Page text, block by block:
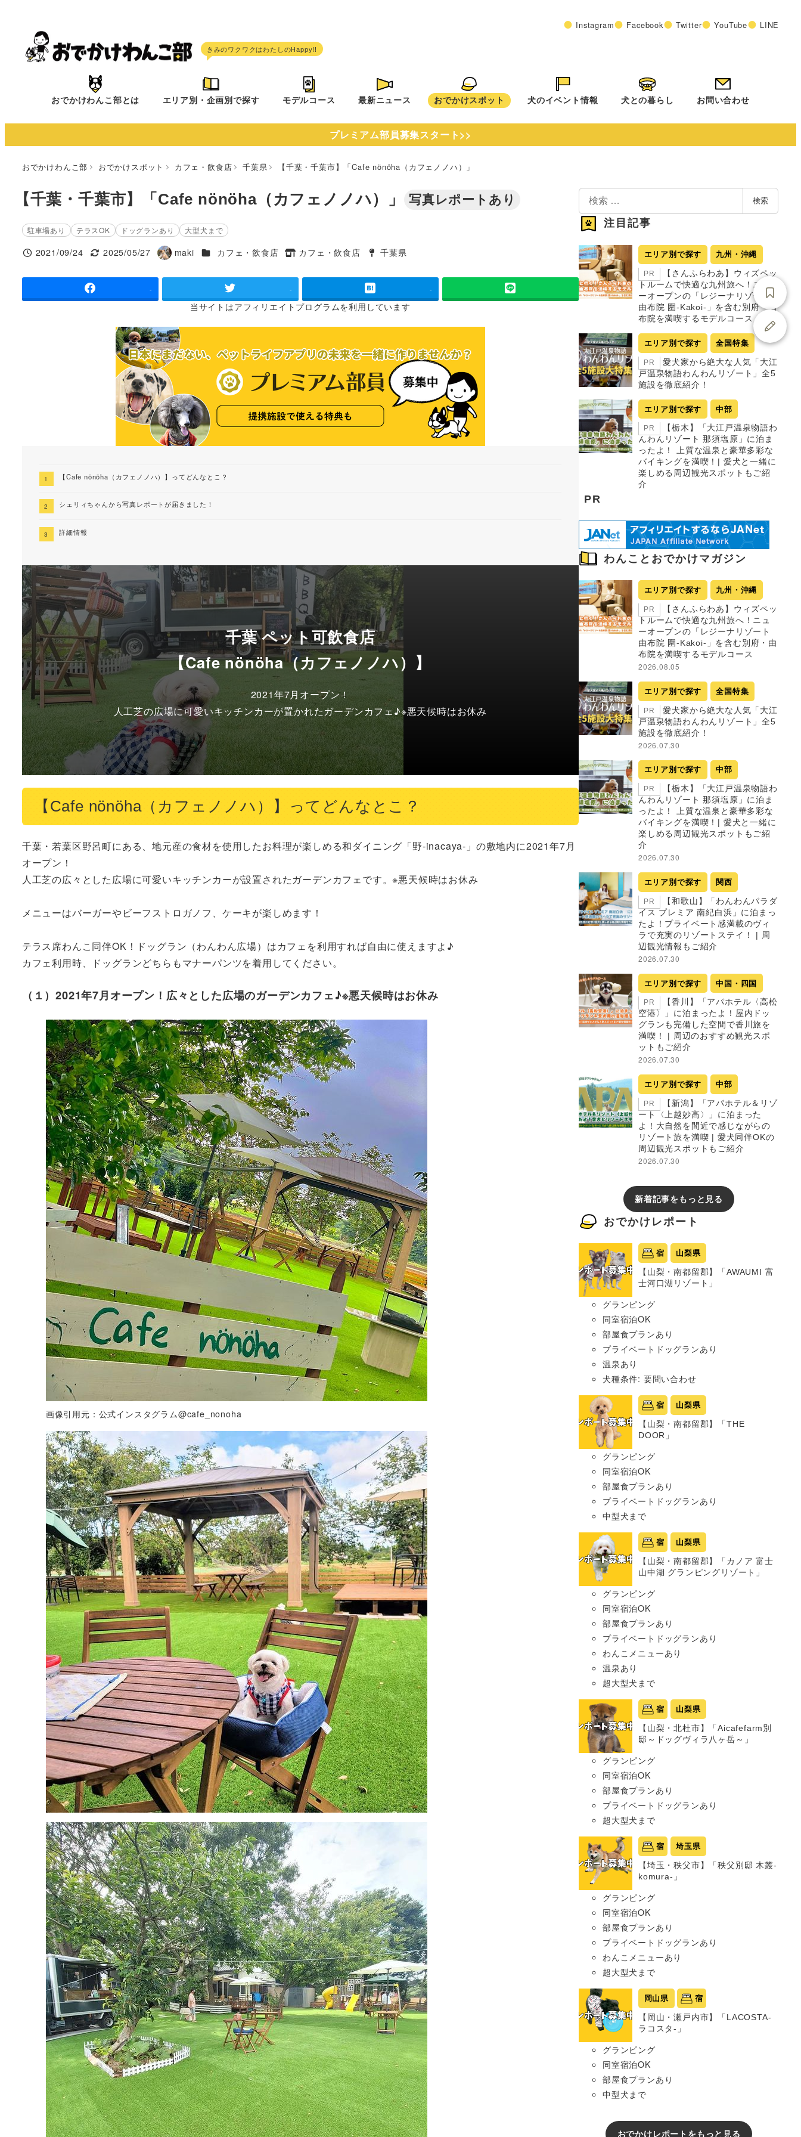
へ
Instagram Facebook Twitter YouTube LINE
おでかけわんこ部とは エリア別・企画別で探す モデルコース 最新ニュース おでかけスポット 犬のイベント情報 犬との暮らし お問い合わせ
プレミアム部員募集スタート>>
おでかけわんこ部 おでかけスポット カフェ・飲食店 千葉県 【千葉・千葉市】「Cafe nönöha（カフェノノハ）」
【千葉・千葉市】「Cafe nönöha（カフェノノハ）」 写真レポートあり
駐車場あり テラスOK ドッグランあり 大型犬まで
投稿日
2021/09/24
更新日
2025/05/27
著
maki 施設ジャンル
カフェ・飲食店
タグ
カフェ・飲食店
タグ
千葉県
- - -
当サイトはアフィリエイトプログラムを利用しています
【Cafe nönöha（カフェノノハ）】ってどんなとこ？
シェリィちゃんから写真レポートが届きました！
詳細情報
千葉 ペット可飲食店
【Cafe nönöha（カフェノノハ）】
2021年7月オープン！
人工芝の広場に可愛いキッチンカーが置かれたガーデンカフェ♪※悪天候時はお休み
【Cafe nönöha（カフェノノハ）】ってどんなとこ？
千葉・若葉区野呂町にある、地元産の食材を使用したお料理が楽しめる和ダイニング「野-inacaya-」の敷地内に2021年7月
オープン！
人工芝の広々とした広場に可愛いキッチンカーが設置されたガーデンカフェです。※悪天候時はお休み
メニューはバーガーやビーフストロガノフ、ケーキが楽しめます！
テラス席わんこ同伴OK！ドッグラン（わんわん広場）はカフェを利用すれば自由に使えますよ♪
カフェ利用時、ドッグランどちらもマナーパンツを着用してください。
（１）2021年7月オープン！広々とした広場のガーデンカフェ♪※悪天候時はお休み
画像引用元：公式インスタグラム@cafe_nonoha
検
索
検索
注目記事
エリア別で探す 九州・沖縄
PR
【さんふらわあ】ウィズペッ
トルームで快適な九州旅へ！ニュ
ーオープンの「レジーナリゾート
由布院 圍-Kakoi-」を含む別府・由
布院を満喫するモデルコース
エリア別で探す 全国特集
PR
愛犬家から絶大な人気「大江
戸温泉物語わんわんリゾート」全5
施設を徹底紹介！
エリア別で探す 中部
PR
【栃木】「大江戸温泉物語わ
んわんリゾート 那須塩原」に泊ま
ったよ！ 上質な温泉と豪華多彩な
バイキングを満喫！| 愛犬と一緒に
楽しめる周辺観光スポットもご紹
介
PR
わんことおでかけマガジン
エリア別で探す 九州・沖縄
PR
【さんふらわあ】ウィズペッ
トルームで快適な九州旅へ！ニュ
ーオープンの「レジーナリゾート
由布院 圍-Kakoi-」を含む別府・由
布院を満喫するモデルコース
2026.08.05
エリア別で探す 全国特集
PR
愛犬家から絶大な人気「大江
戸温泉物語わんわんリゾート」全5
施設を徹底紹介！
2026.07.30
エリア別で探す 中部
PR
【栃木】「大江戸温泉物語わ
んわんリゾート 那須塩原」に泊ま
ったよ！ 上質な温泉と豪華多彩な
バイキングを満喫！| 愛犬と一緒に
楽しめる周辺観光スポットもご紹
介
2026.07.30
エリア別で探す 関西
PR
【和歌山】「わんわんパラダ
イス プレミア 南紀白浜」に泊まっ
たよ！プライベート感満載のヴィ
ラで充実のリゾートステイ！ | 周
辺観光情報もご紹介
2026.07.30
エリア別で探す 中国・四国
PR
【香川】「アパホテル〈高松
空港〉」に泊まったよ！屋内ドッ
グランも完備した空間で香川旅を
満喫！ | 周辺のおすすめ観光スポ
ットもご紹介
2026.07.30
エリア別で探す 中部
PR
【新潟】「アパホテル＆リゾ
ート〈上越妙高〉」に泊まった
よ！大自然を間近で感じながらの
リゾート旅を満喫 | 愛犬同伴OKの
周辺観光スポットもご紹介
2026.07.30
新着記事をもっと見る
おでかけレポート
宿 山梨県
【山梨・南都留郡】「AWAUMI 富
士河口湖リゾート」
グランピング
同室宿泊OK
部屋食プランあり
プライベートドッグランあり
温泉あり
犬種条件: 要問い合わせ
宿 山梨県
【山梨・南都留郡】「THE
DOOR」
グランピング
同室宿泊OK
部屋食プランあり
プライベートドッグランあり
中型犬まで
宿 山梨県
【山梨・南都留郡】「カノア 富士
山中湖 グランピングリゾート」
グランピング
同室宿泊OK
部屋食プランあり
プライベートドッグランあり
わんこメニューあり
温泉あり
超大型犬まで
宿 山梨県
【山梨・北杜市】「Aicafefarm別
邸～ドッグヴィラ八ヶ岳～」
グランピング
同室宿泊OK
部屋食プランあり
プライベートドッグランあり
超大型犬まで
宿 埼玉県
【埼玉・秩父市】「秩父別邸 木叢-
komura-」
グランピング
同室宿泊OK
部屋食プランあり
プライベートドッグランあり
わんこメニューあり
超大型犬まで
岡山県 宿
【岡山・瀬戸内市】「LACOSTA-
ラコスタ-」
グランピング
同室宿泊OK
部屋食プランあり
中型犬まで
おでかけレポートをもっと見る